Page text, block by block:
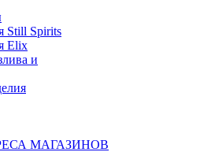
Still Spirits
Elix
и
МАГАЗИНОВ